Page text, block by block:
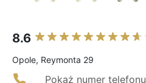
8.6
Opole, Reymonta 29
Pokaż numer telefonu